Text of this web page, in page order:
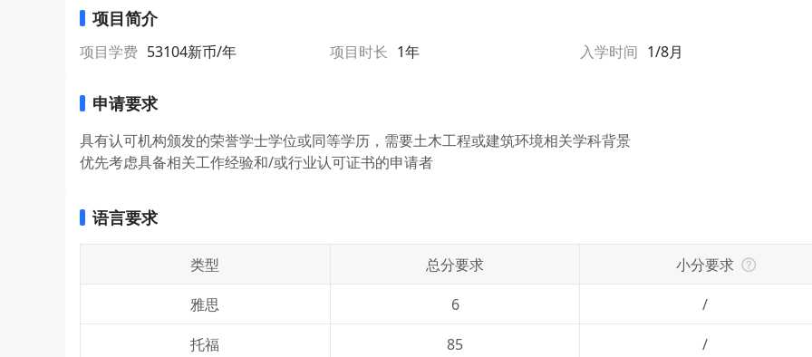
项目简介
项目学费 53104新币/年 项目时长 1年 入学时间 1/8月
申请要求
具有认可机构颁发的荣誉学士学位或同等学历，需要土木工程或建筑环境相关学科背景
优先考虑具备相关工作经验和/或行业认可证书的申请者
语言要求
类型 总分要求
小分要求
雅思
6 /
托福 85 /
